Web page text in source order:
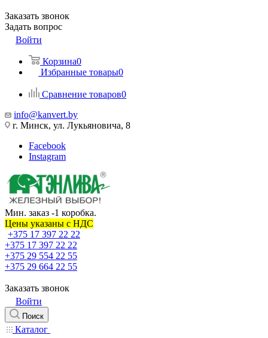
Заказать звонок
Задать вопрос
Войти
Корзина0
Избранные товары0
Сравнение товаров0
info@kanvert.by
г. Минск, ул. Лукьяновича, 8
Facebook
Instagram
Мин. заказ -1 коробка.
Цены указаны c НДС
+375 17 397 22 22
+375 17 397 22 22
+375 29 554 22 55
+375 29 664 22 55
Заказать звонок
Войти
Поиск
Каталог